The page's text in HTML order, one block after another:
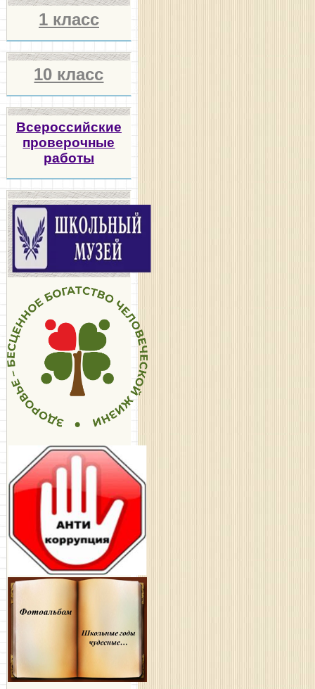
1 класс
10 класс
Всероссийские
проверочные
работы